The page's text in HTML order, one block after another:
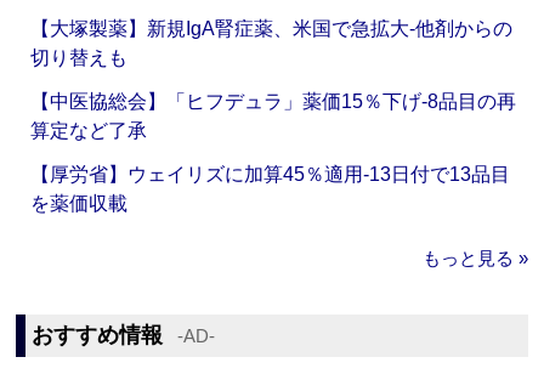
【大塚製薬】新規IgA腎症薬、米国で急拡大‐他剤からの
切り替えも
【中医協総会】「ヒフデュラ」薬価15％下げ‐8品目の再
算定など了承
【厚労省】ウェイリズに加算45％適用‐13日付で13品目
を薬価収載
もっと見る »
おすすめ情報 ‐AD‐